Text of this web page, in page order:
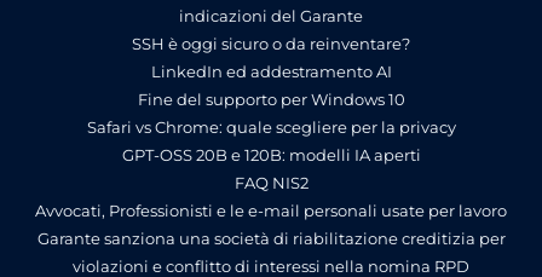
indicazioni del Garante
SSH è oggi sicuro o da reinventare?
LinkedIn ed addestramento AI
Fine del supporto per Windows 10
Safari vs Chrome: quale scegliere per la privacy
GPT-OSS 20B e 120B: modelli IA aperti
FAQ NIS2
Avvocati, Professionisti e le e-mail personali usate per lavoro
Garante sanziona una società di riabilitazione creditizia per
violazioni e conflitto di interessi nella nomina RPD